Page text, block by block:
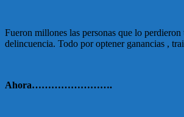
Fueron millones las personas que lo
delincuencia. Todo por optener ganancias ,
Ahora…………………….